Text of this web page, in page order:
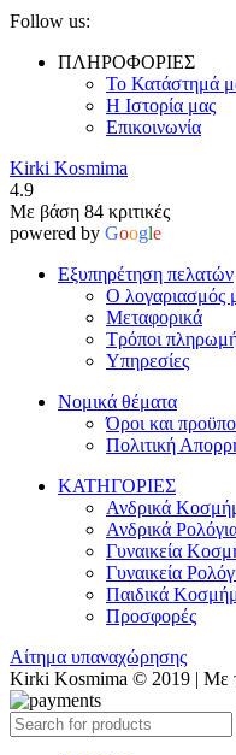
Follow us:
ΠΛΗΡΟΦΟΡΙΕΣ
Το Κατάστημά
Η Ιστορία μας
Επικοινωνία
Kirki Kosmima
4.9
Με βάση 84 κριτικές
powered by Google
Εξυπηρέτηση πελατών
Ο λογαριασμός
Μεταφορικά
Τρόποι
Υπηρεσίες
Νομικά θέματα
Όροι και
Πολιτική
ΚΑΤΗΓΟΡΙΕΣ
Ανδρικά
Ανδρικά
Γυναικεία
Γυναικεία
Παιδικά
Προσφορές
Αίτημα υπαναχώρησης
Kirki Kosmima © 2019 | Με